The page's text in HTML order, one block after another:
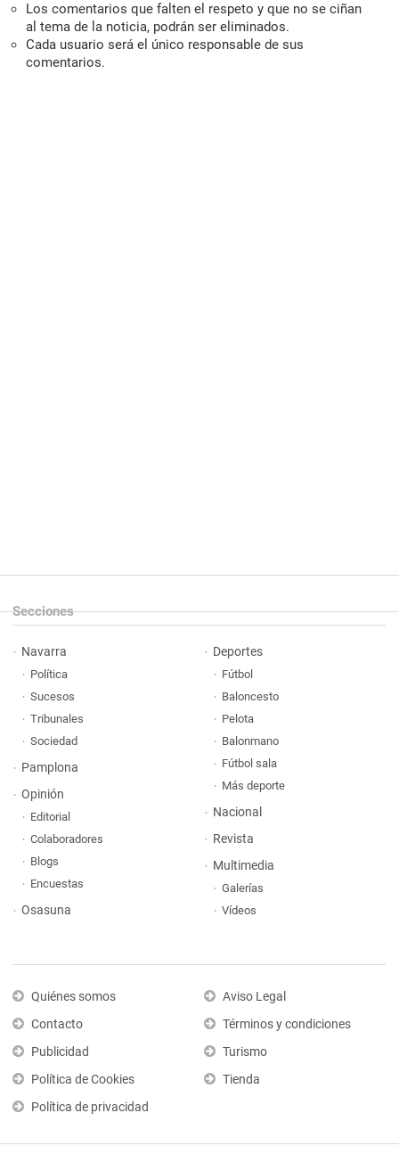
Los comentarios que falten el respeto y que no se ciñan
al tema de la noticia, podrán ser eliminados.
Cada usuario será el único responsable de sus
comentarios.
Secciones
Navarra
Política
Sucesos
Tribunales
Sociedad
Pamplona
Opinión
Editorial
Colaboradores
Blogs
Encuestas
Osasuna
Deportes
Fútbol
Baloncesto
Pelota
Balonmano
Fútbol sala
Más deporte
Nacional
Revista
Multimedia
Galerías
Vídeos
Quiénes somos
Contacto
Publicidad
Política de Cookies
Política de privacidad
Aviso Legal
Términos y condiciones
Turismo
Tienda